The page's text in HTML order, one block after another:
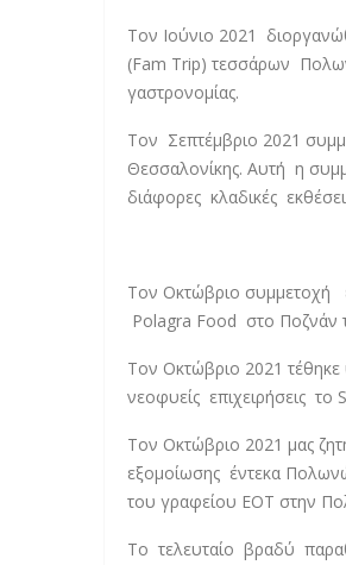
Τον Ιούνιο 2021
(Fam Trip) τεσσάρων
γαστρονομίας.
Τον Σεπτέμβριο 2021
Θεσσαλονίκης. Αυτή η
διάφορες κλαδικές
Τον Οκτώβριο συμμετοχή
Polagra Food στο Ποζνάν
Τον Οκτώβριο 2021
νεοφυείς επιχειρήσεις
Τον Οκτώβριο 2021 μας
εξομοίωσης έντεκα
του γραφείου ΕΟΤ στην
Το τελευταίο βραδύ